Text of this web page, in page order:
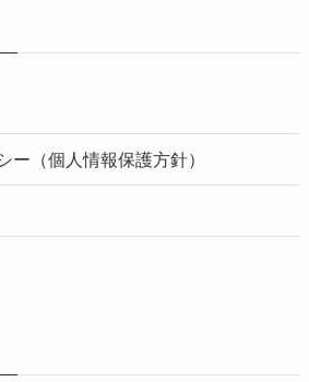
ー（個人情報保護方針）